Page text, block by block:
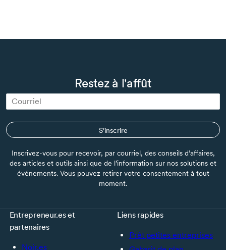
Restez à l'affût
S'inscrire
Inscrivez-vous pour recevoir, par courriel, des conseils d’affaires,
des articles et outils ainsi que de l’information sur nos solutions et
événements. Vous pouvez retirer votre consentement à tout
moment.
Entrepreneur.es et
partenaires
Noir.es
Liens rapides
Prêt petites entreprises